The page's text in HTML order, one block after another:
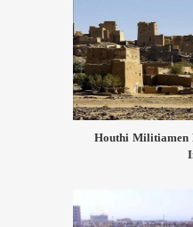
Houthi Militiamen